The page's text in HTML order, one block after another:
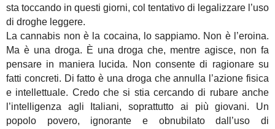
sta toccando in questi giorni, col tentativo di legalizzare l’uso
di droghe leggere.
La cannabis non è la cocaina, lo sappiamo. Non è l’eroina.
Ma è una droga. È una droga che, mentre agisce, non fa
pensare in maniera lucida. Non consente di ragionare su
fatti concreti. Di fatto è una droga che annulla l’azione fisica
e intellettuale. Credo che si stia cercando di rubare anche
l’intelligenza agli Italiani, soprattutto ai più giovani. Un
popolo povero, ignorante e obnubilato dall’uso di